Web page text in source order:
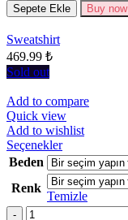
Seçenekler
Sepete Ekle Buy now
Sweatshirt
469.99 ₺
Sold out
Add to compare
Quick view
Add to wishlist
SeçeneklerBu
ürünün
birden
fazla
varyasyonu
Beden
Renk
Temizle
Miktar